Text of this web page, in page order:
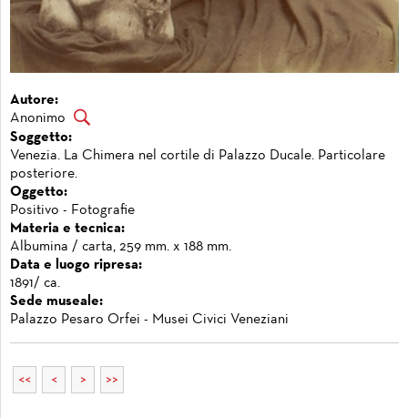
Autore:
Anonimo
Soggetto:
Venezia. La Chimera nel cortile di Palazzo Ducale. Particolare
posteriore.
Oggetto:
Positivo - Fotografie
Materia e tecnica:
Albumina / carta, 259 mm. x 188 mm.
Data e luogo ripresa:
1891/ ca.
Sede museale:
Palazzo Pesaro Orfei - Musei Civici Veneziani
<< < > >>